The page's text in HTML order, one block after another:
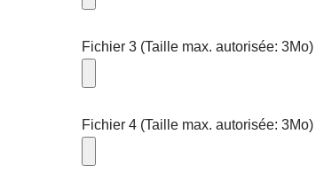
Fichier 3 (Taille max. autorisée: 3Mo)
Fichier 4 (Taille max. autorisée: 3Mo)